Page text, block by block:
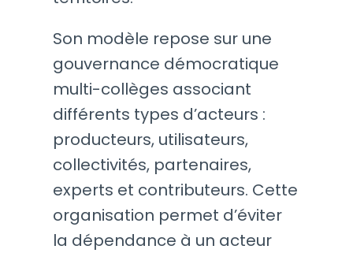
Son modèle repose sur une
gouvernance démocratique
multi-collèges associant
différents types d’acteurs :
producteurs, utilisateurs,
collectivités, partenaires,
experts et contributeurs. Cette
organisation permet d’éviter
la dépendance à un acteur